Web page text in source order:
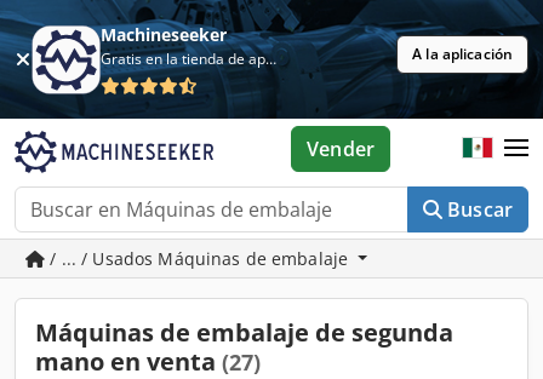
Machineseeker
Gratis en la tienda de aplicaciones A la aplicación
Buscar
Vender
/ ... / Usados Máquinas de embalaje
Máquinas de embalaje de segunda
mano en venta (27)